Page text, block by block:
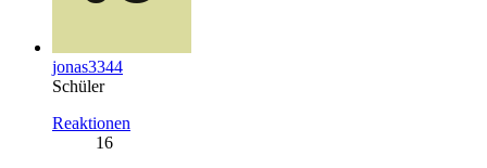
jonas3344
Schüler
Reaktionen
16